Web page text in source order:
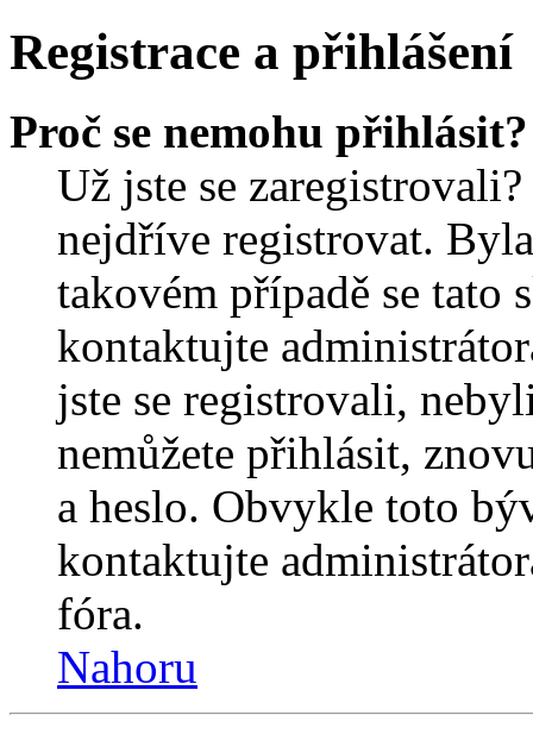
Registrace a přihlášení
Proč se nemohu přihlásit?
Už jste se
nejdříve registrovat.
takovém případě se tato
kontaktujte
jste se registrovali,
nemůžete přihlásit,
a heslo. Obvykle toto
kontaktujte
fóra.
Nahoru